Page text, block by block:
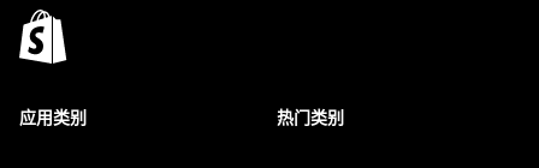
应用类别 热门类别